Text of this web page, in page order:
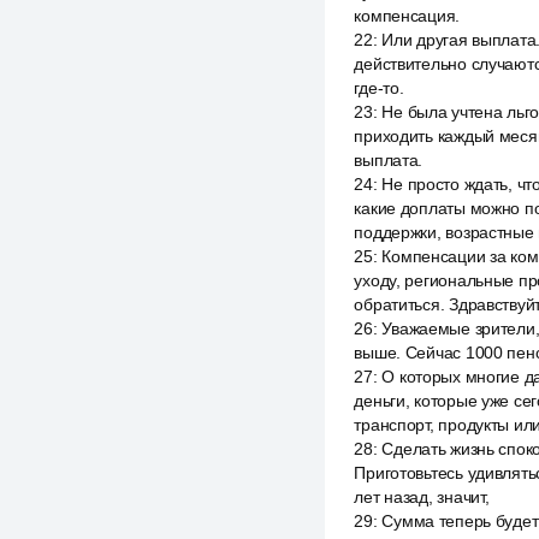
компенсация.
22: Или другая
действительно
где-то.
23: Не была учтена
приходить каждый
выплата.
24: Не просто ждать,
какие доплаты можно
поддержки, возрастные
25: Компенсации за
уходу, региональные
обратиться.
26:Уважаемые
выше. Сейчас 1000
27:О которых многие
деньги, которые уже
транспорт, продукты
28:Сделать жизнь
Приготовьтесь
лет назад, значит,
29:Сумма теперь